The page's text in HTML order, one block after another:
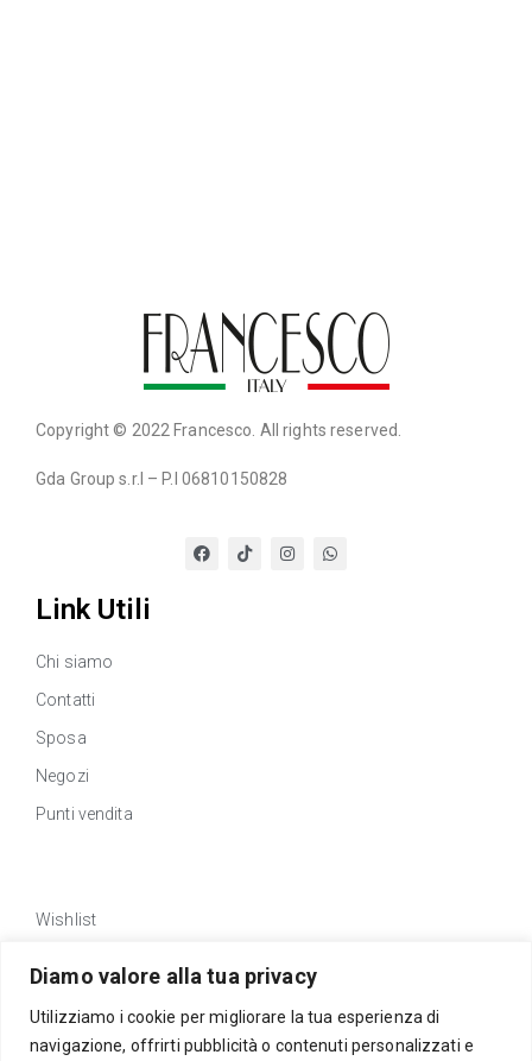
Diamo valore alla tua privacy
Utilizziamo i cookie per migliorare la tua esperienza di
navigazione, offrirti pubblicità o contenuti personalizzati e
Copyright © 2022 Francesco. All rights reserved.
Gda Group s.r.l – P.I 06810150828
Link Utili
Chi siamo
Contatti
Sposa
Negozi
Punti vendita
Wishlist